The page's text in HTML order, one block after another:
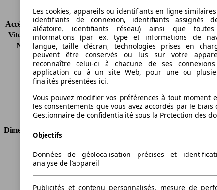
KW (CH)
49 kW (66 PS)
Accélération (0-100 km/h) 16.1s
Vitesse maximale (km/h) 150 km/h
Nombre de vitesses
5
Couple
99 nm
Cylindrée
1086 ccm
Carburant
Essence
Cylindres
Transmission
Boîte manuelle
Type de traction
Traction avant
Dimensions
Longueur
3825 mm
Hauteur
1490 mm
Empattement
2455 mm
Les cookies, appareils ou identifiants en ligne
identifiants de connexion, identifiants assignés
aléatoire, identifiants réseau) ainsi que
informations (par ex. type et informations de
langue, taille d’écran, technologies prises en
peuvent être conservés ou lus sur votre
reconnaître celui-ci à chacune de ses
application ou à un site Web, pour une ou
finalités présentées ici.
Vous pouvez modifier vos préférences à tout moment
les consentements que vous avez accordés par le biais
Gestionnaire de confidentialité sous la Protection des
Objectifs
Données de géolocalisation précises et
analyse de l’appareil
Publicités et contenu personnalisés, mesure de